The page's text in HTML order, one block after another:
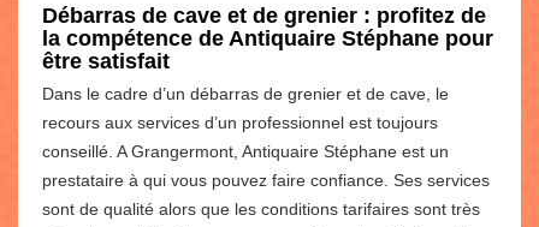
Débarras de cave et de grenier : profitez de
la compétence de Antiquaire Stéphane pour
être satisfait
Dans le cadre d’un débarras de grenier et de cave, le
recours aux services d’un professionnel est toujours
conseillé. A Grangermont, Antiquaire Stéphane est un
prestataire à qui vous pouvez faire confiance. Ses services
sont de qualité alors que les conditions tarifaires sont très